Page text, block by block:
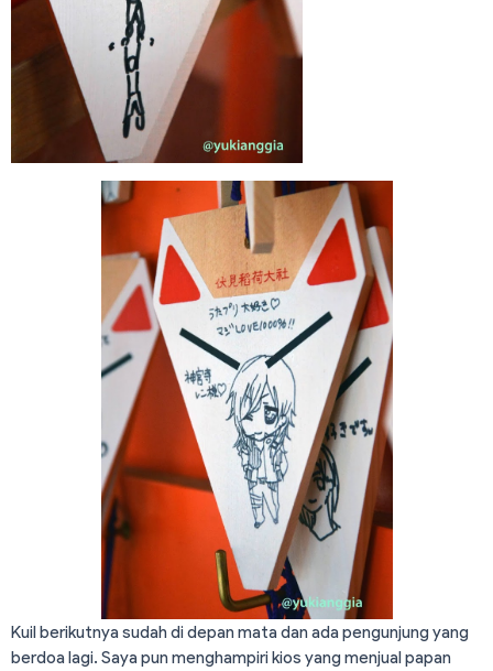
Kuil berikutnya sudah di depan mata dan ada pengunjung yang
berdoa lagi. Saya pun menghampiri kios yang menjual papan